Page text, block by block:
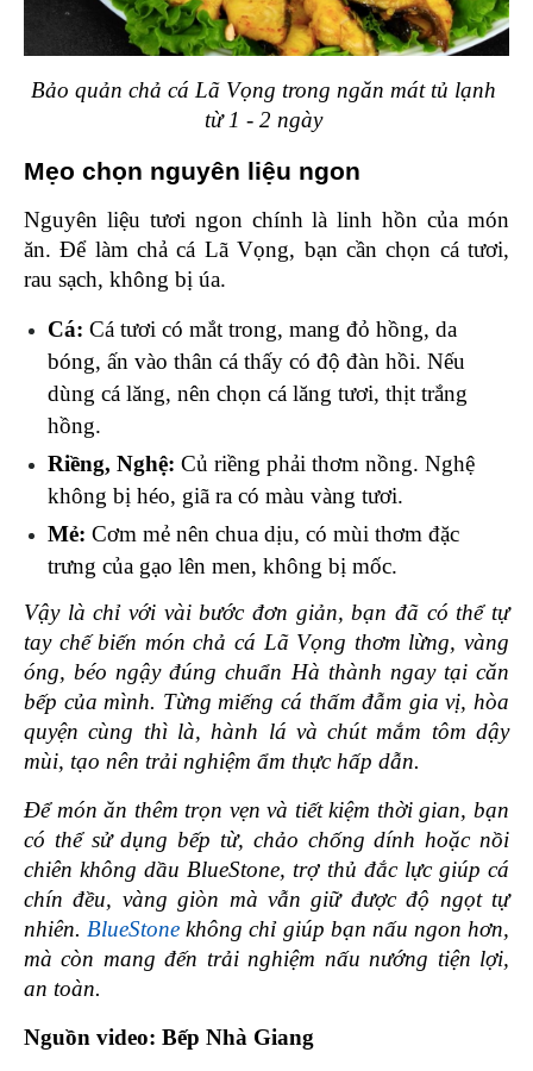
Bảo quản chả cá Lã Vọng trong ngăn mát tủ lạnh
từ 1 - 2 ngày
Mẹo chọn nguyên liệu ngon
Nguyên liệu tươi ngon chính là linh hồn của món
ăn. Để làm chả cá Lã Vọng, bạn cần chọn cá tươi,
rau sạch, không bị úa.
Cá: Cá tươi có mắt trong, mang đỏ hồng, da
bóng, ấn vào thân cá thấy có độ đàn hồi. Nếu
dùng cá lăng, nên chọn cá lăng tươi, thịt trắng
hồng.
Riềng, Nghệ: Củ riềng phải thơm nồng. Nghệ
không bị héo, giã ra có màu vàng tươi.
Mẻ: Cơm mẻ nên chua dịu, có mùi thơm đặc
trưng của gạo lên men, không bị mốc.
Vậy là chỉ với vài bước đơn giản, bạn đã có thể tự
tay chế biến món chả cá Lã Vọng thơm lừng, vàng
óng, béo ngậy đúng chuẩn Hà thành ngay tại căn
bếp của mình. Từng miếng cá thấm đẫm gia vị, hòa
quyện cùng thì là, hành lá và chút mắm tôm dậy
mùi, tạo nên trải nghiệm ẩm thực hấp dẫn.
Để món ăn thêm trọn vẹn và tiết kiệm thời gian, bạn
có thể sử dụng bếp từ, chảo chống dính hoặc nồi
chiên không dầu BlueStone, trợ thủ đắc lực giúp cá
chín đều, vàng giòn mà vẫn giữ được độ ngọt tự
nhiên. BlueStone không chỉ giúp bạn nấu ngon hơn,
mà còn mang đến trải nghiệm nấu nướng tiện lợi,
an toàn.
Nguồn video: Bếp Nhà Giang